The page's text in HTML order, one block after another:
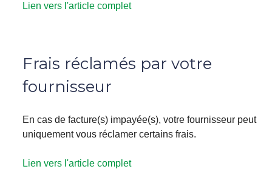
Lien vers l'article complet
Frais réclamés par votre
fournisseur
En cas de facture(s) impayée(s), votre fournisseur peut
uniquement vous réclamer certains frais.
Lien vers l'article complet